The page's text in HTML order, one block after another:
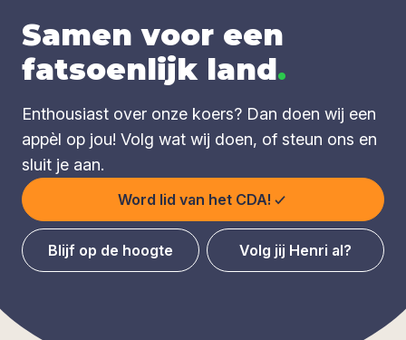
Samen voor een
fatsoenlijk land.
Enthousiast over onze koers? Dan doen wij een
appèl op jou! Volg wat wij doen, of steun ons en
sluit je aan.
Word lid van het CDA!
Blijf op de hoogte Volg jij Henri al?